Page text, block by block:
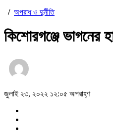
/ অপরাধ ও দুর্নীতি
কিশোরগঞ্জে ভাগনের
জুলাই ২৩, ২০২২ ১২:০৫ অপরাহ্ণ